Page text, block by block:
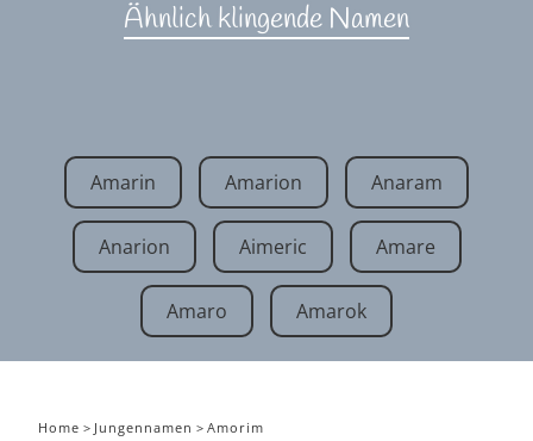
Ähnlich klingende Namen
Amarin Amarion Anaram
Anarion Aimeric Amare
Amaro Amarok
Home > Jungennamen >Amorim